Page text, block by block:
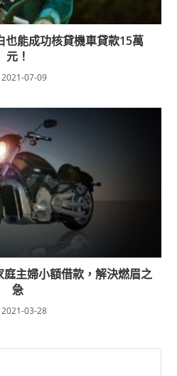
也能成功核貸機車貸款15萬
元！
2021-07-09
主婦小額借款，解決燃眉之
急
2021-03-28